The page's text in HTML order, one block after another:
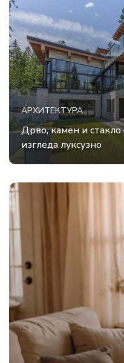
АРХИТЕКТУРА
Дрво, камен и стакло
изгледа луксузно